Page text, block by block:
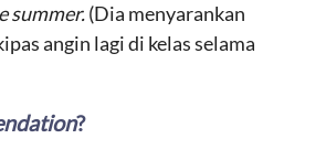
summer.(Dia menyarankan
angin lagi di kelas selama
?